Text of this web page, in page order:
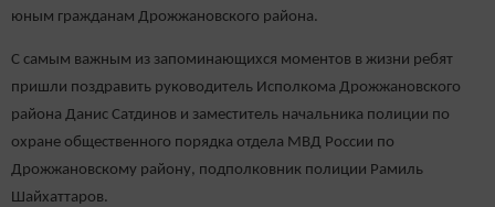
юным гражданам Дрожжановского района.
С самым важным из запоминающихся моментов в жизни ребят
пришли поздравить руководитель Исполкома Дрожжановского
района Данис Сатдинов и заместитель начальника полиции по
охране общественного порядка отдела МВД России по
Дрожжановскому району, подполковник полиции Рамиль
Шайхаттаров.